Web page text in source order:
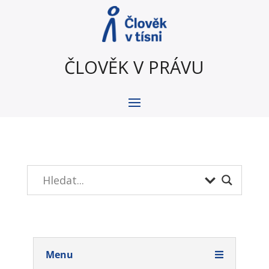
ČLOVĚK V PRÁVU
Menu